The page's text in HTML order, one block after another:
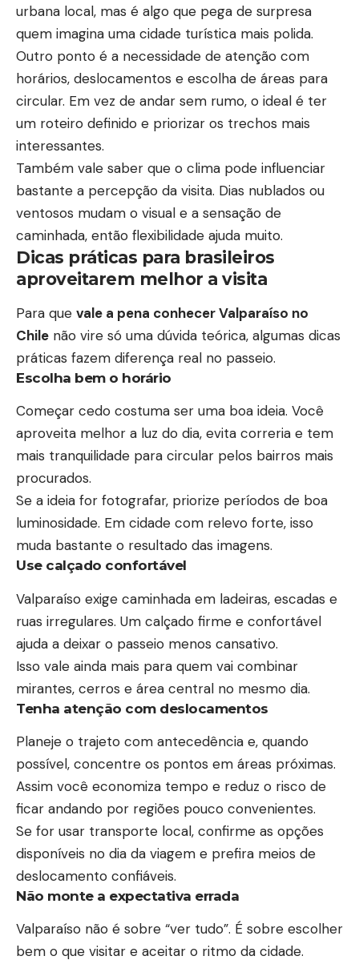
urbana local, mas é algo que pega de surpresa
quem imagina uma cidade turística mais polida.
Outro ponto é a necessidade de atenção com
horários, deslocamentos e escolha de áreas para
circular. Em vez de andar sem rumo, o ideal é ter
um roteiro definido e priorizar os trechos mais
interessantes.
Também vale saber que o clima pode influenciar
bastante a percepção da visita. Dias nublados ou
ventosos mudam o visual e a sensação de
caminhada, então flexibilidade ajuda muito.
Dicas práticas para brasileiros
aproveitarem melhor a visita
Para que vale a pena conhecer Valparaíso no
Chile não vire só uma dúvida teórica, algumas dicas
práticas fazem diferença real no passeio.
Escolha bem o horário
Começar cedo costuma ser uma boa ideia. Você
aproveita melhor a luz do dia, evita correria e tem
mais tranquilidade para circular pelos bairros mais
procurados.
Se a ideia for fotografar, priorize períodos de boa
luminosidade. Em cidade com relevo forte, isso
muda bastante o resultado das imagens.
Use calçado confortável
Valparaíso exige caminhada em ladeiras, escadas e
ruas irregulares. Um calçado firme e confortável
ajuda a deixar o passeio menos cansativo.
Isso vale ainda mais para quem vai combinar
mirantes, cerros e área central no mesmo dia.
Tenha atenção com deslocamentos
Planeje o trajeto com antecedência e, quando
possível, concentre os pontos em áreas próximas.
Assim você economiza tempo e reduz o risco de
ficar andando por regiões pouco convenientes.
Se for usar transporte local, confirme as opções
disponíveis no dia da viagem e prefira meios de
deslocamento confiáveis.
Não monte a expectativa errada
Valparaíso não é sobre “ver tudo”. É sobre escolher
bem o que visitar e aceitar o ritmo da cidade.